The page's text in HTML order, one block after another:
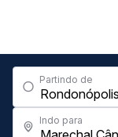
Partindo de
Indo para